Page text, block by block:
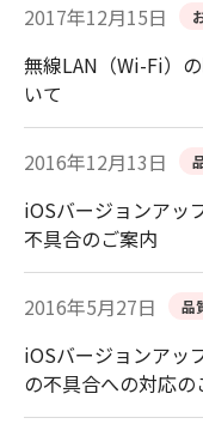
2017年12月15日
無線LAN（Wi-Fi）
いて
2016年12月13日
iOSバージョンアッ
不具合のご案内
2016年5月27日 品
iOSバージョンアッ
の不具合への対応の